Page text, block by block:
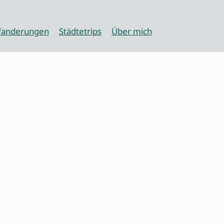
Städtetrips Über mich